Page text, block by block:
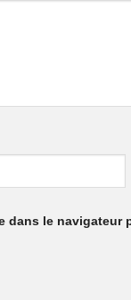
dans le navigateur